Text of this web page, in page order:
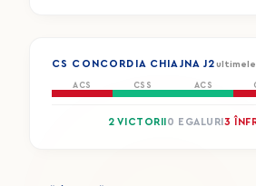
CS CONCORDIA CHIAJNA J2 ultimele
ACS CSS ACS
2 VICTORII 0 EGALURI 3